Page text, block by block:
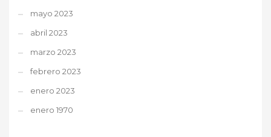
mayo 2023
abril 2023
marzo 2023
febrero 2023
enero 2023
enero 1970